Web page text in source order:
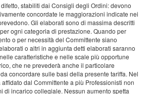
stabiliti dai Consigli degli Ordini: devono
concordate le maggiorazioni indicate nei
Gli elaborati sono di massima descritti
ogni categoria di prestazione. Quando per
o per necessità del Committente siano
o altri in aggiunta detti elaborati saranno
caratteristiche e nelle scale più opportune
che ne prevederà anche il particolare
concordare sulle basi della presente tariffa. Nel
dal Committente a più Professionisti non
di incarico collegiale. Nessun aumento spetta